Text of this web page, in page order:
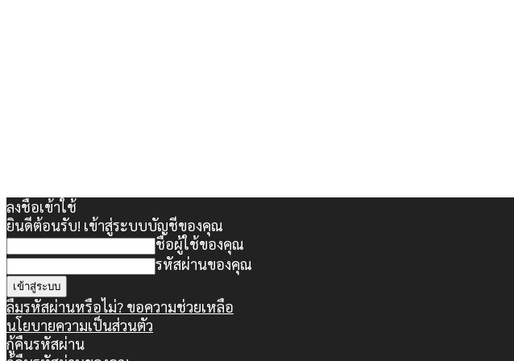
ลงชื่อเข้าใช้
ยินดีต้อนรับ! เข้าสู่ระบบบัญชีของคุณ
ชื่อผู้ใช้ของคุณ
รหัสผ่านของคุณ
ลืมรหัสผ่านหรือไม่? ขอความช่วยเหลือ
นโยบายความเป็นส่วนตัว
กู้คืนรหัสผ่าน